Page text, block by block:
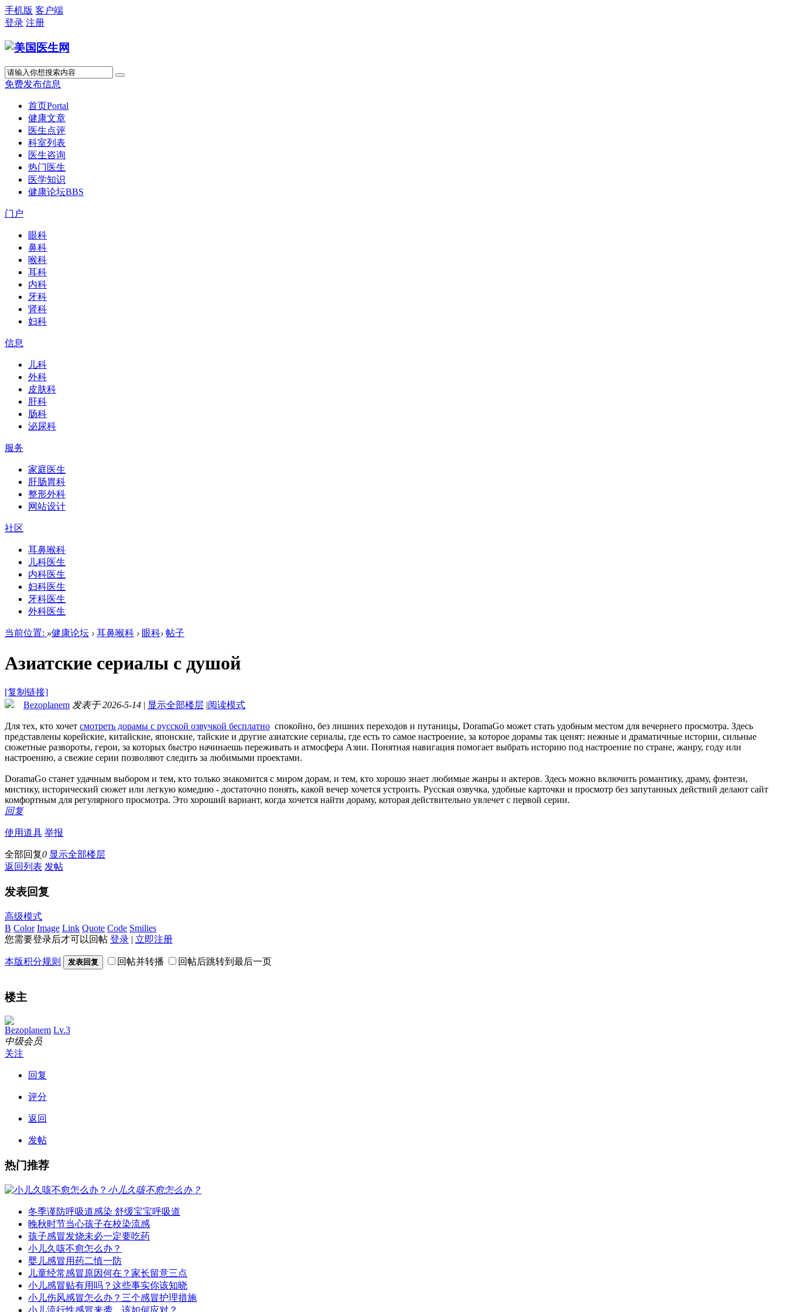
手机版 客户端
登录 注册
免费发布信息
首页Portal
健康文章
医生点评
科室列表
医生咨询
热门医生
医学知识
健康论坛BBS
门户
眼科
鼻科
喉科
耳科
内科
牙科
肾科
妇科
信息
儿科
外科
皮肤科
肝科
肠科
泌尿科
服务
家庭医生
肝肠胃科
整形外科
网站设计
社区
耳鼻喉科
儿科医生
内科医生
妇科医生
牙科医生
外科医生
当前位置: »健康论坛 › 耳鼻喉科 › 眼科› 帖子
Азиатские сериалы с душой
[复制链接]
Bezoplanem 发表于 2026-5-14 | 显示全部楼层 |阅读模式
Для тех, кто хочет смотреть дорамы с русской озвучкой бесплатно спокойно, без лишних переходов и путаницы, DoramaGo может стать удобным местом для вечернего просмотра. Здесь
представлены корейские, китайские, японские, тайские и другие азиатские сериалы, где есть то самое настроение, за которое дорамы так ценят: нежные и драматичные истории, сильные
сюжетные развороты, герои, за которых быстро начинаешь переживать и атмосфера Азии. Понятная навигация помогает выбрать историю под настроение по стране, жанру, году или
настроению, а свежие серии позволяют следить за любимыми проектами.
DoramaGo станет удачным выбором и тем, кто только знакомится с миром дорам, и тем, кто хорошо знает любимые жанры и актеров. Здесь можно включить романтику, драму, фэнтези,
мистику, исторический сюжет или легкую комедию - достаточно понять, какой вечер хочется устроить. Русская озвучка, удобные карточки и просмотр без запутанных действий делают сайт
комфортным для регулярного просмотра. Это хороший вариант, когда хочется найти дораму, которая действительно увлечет с первой серии.
回复
使用道具 举报
全部回复0 显示全部楼层
返回列表 发帖
发表回复
高级模式
B Color Image Link Quote Code Smilies
您需要登录后才可以回帖 登录 | 立即注册
本版积分规则 发表回复 回帖并转播 回帖后跳转到最后一页
楼主
Bezoplanem Lv.3
中级会员
关注
回复
评分
返回
发帖
热门推荐
小儿久咳不愈怎么办？
冬季谨防呼吸道感染 舒缓宝宝呼吸道
晚秋时节当心孩子在校染流感
孩子感冒发烧未必一定要吃药
小儿久咳不愈怎么办？
婴儿感冒用药二慎一防
儿童经常感冒原因何在？家长留意三点
小儿感冒贴有用吗？这些事实你该知晓
小儿伤风感冒怎么办？三个感冒护理措施
小儿流行性感冒来袭，该如何应对？